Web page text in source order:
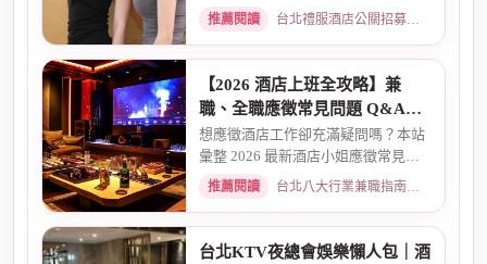
典、消費喝酒 、金拿督、101會...
推薦閱讀 台北禮服酒店公關招募：兼職工作內容與薪資規範 · 2026-06-04
【2026 酒店上班全攻略】兼
職、全職應徵常見問題 Q&A：
薪資、安全、環境全解析
想應徵酒店工作卻充滿疑問嗎？本站
彙整 2026 最新酒店小姐應徵常見問
題 Q&A。深入解析全職與兼職...
推薦閱讀 台北八大行業兼職指南：熱門職缺與求職須知 · 2026-03-09
台北KTV夜總會娛樂懶人包｜酒